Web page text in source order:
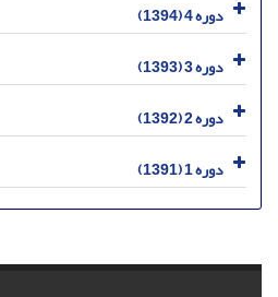
دوره 4 (1394)
دوره 3 (1393)
دوره 2 (1392)
دوره 1 (1391)